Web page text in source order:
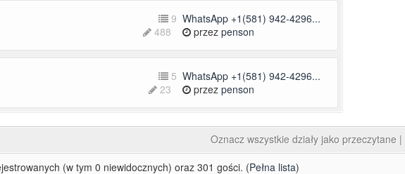
9
488
WhatsApp +1(581) 942-4296...
przezpenson
5
23
WhatsApp +1(581) 942-4296...
przezpenson
Oznacz wszystkie działy jako przeczytane |
(w tym 0 niewidocznych) oraz 301 gości. (Pełna lista)